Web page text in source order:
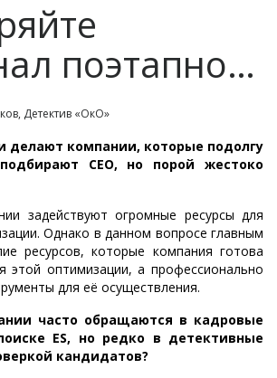
поэтапно…
Детектив «ОкО»
делают компании, которые подолгу
СЕО, но порой жестоко
задействуют огромные ресурсы для
Однако в данном вопросе главным
ресурсов, которые компания готова
этой оптимизации, а профессионально
для её осуществления.
часто обращаются в кадровые
ES, но редко в детективные
кандидатов?